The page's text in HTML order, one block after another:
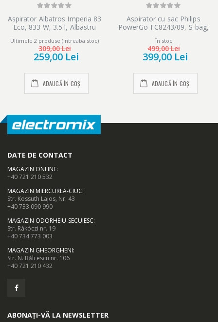
Aspirator Albatros Imperia 83
Eco, 833 W, 3.5 l, Albastru
Ultimele 2 produse (intreaba stoc)
309,00 Lei
259,00 Lei
ADAUGĂ ÎN COȘ
Aspirator cu sac Philips
PowerGo FC8243/09, S-bag,
750 W, Eticheta Energetica
AAA, Filtru Antialergic, Tub
Telescopic, Rosu
În stoc
499,00 Lei
399,00 Lei
ADAUGĂ ÎN COȘ
DATE DE CONTACT
MAGAZIN ONLINE:
+40 721 210 532
MAGAZIN MIERCUREA-CIUC:
Str. Kossuth Lajos, Nr. 43
+40 733 090 990
MAGAZIN ODORHEIU-SECUIESC:
Str. Rákóczi nr. 19
+40 734 773 003
MAGAZIN GHEORGHENI:
Str. N. Bălcescu nr. 106
+40 721 210 432
ABONAȚI-VĂ LA NEWSLETTER